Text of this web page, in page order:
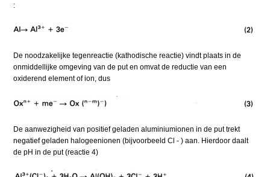
:
De noodzakelijke tegenreactie (kathodische reactie) vindt plaats in de
onmiddellijke omgeving van de put en omvat de reductie van een
oxiderend element of ion, dus
De aanwezigheid van positief geladen aluminiumionen in de put trekt
negatief geladen halogeenionen (bijvoorbeeld Cl - ) aan. Hierdoor daalt
de pH in de put (reactie 4)